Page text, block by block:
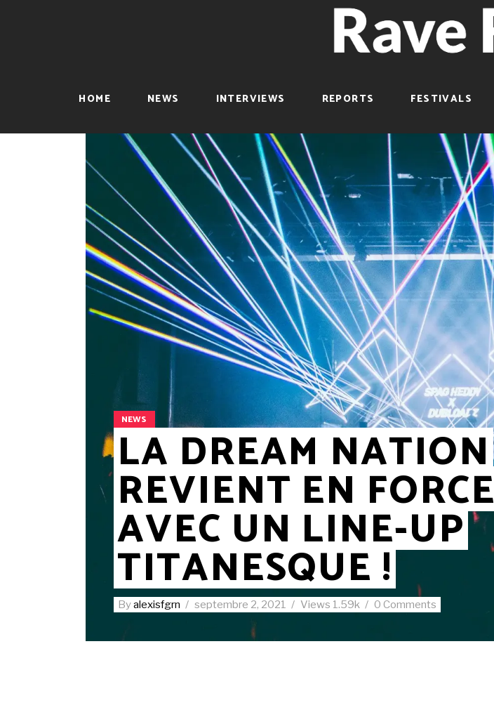
HOME NEWS INTERVIEWS REPORTS FESTIVALS
NEWS
LA DREAM NATION
REVIENT EN FORCE
AVEC UN LINE-UP
TITANESQUE !
Byalexisfgrn septembre 2, 2021 Views 1.59k 0 Comments